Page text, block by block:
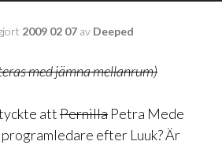
2009 02 07av Deeped
med jämna mellanrum)
attPernilla Petra Mede
efter Luuk? Är